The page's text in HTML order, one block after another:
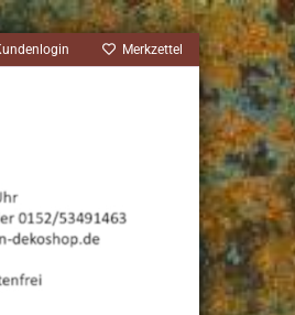
Merkzettel